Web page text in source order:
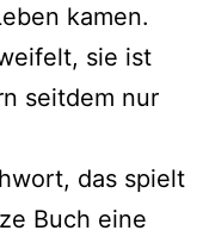
kamen.
sie ist
seit­dem nur
das spielt
Buch eine